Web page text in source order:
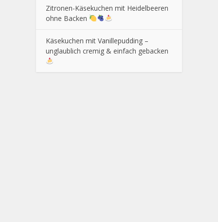
Zitronen-Käsekuchen mit Heidelbeeren
ohne Backen
Käsekuchen mit Vanillepudding –
unglaublich cremig & einfach gebacken